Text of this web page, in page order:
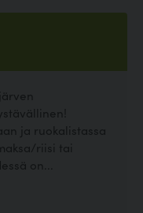
ja ruokalistassa
riisi tai
on...